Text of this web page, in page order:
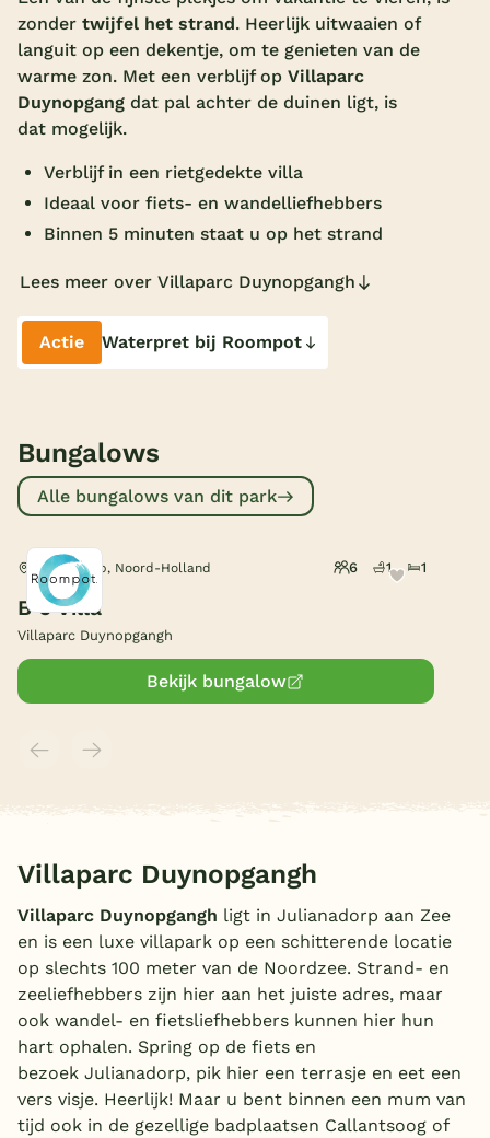
Overdekt zwembad
Wildwaterbaan
Indoor speeltuin
Keuzehulp
Bestemmingen
Nederland
Duitsland
Onze e-boeken
zonder twijfel het strand. Heerlijk uitwaaien of
languit op een dekentje, om te genieten van de
warme zon. Met een verblijf op Villaparc
Duynopgang dat pal achter de duinen ligt, is
dat mogelijk.
Verblijf in een rietgedekte villa
Ideaal voor fiets- en wandelliefhebbers
Binnen 5 minuten staat u op het strand
Lees meer over Villaparc Duynopgangh
Actie Waterpret bij Roompot
Bungalows
Alle bungalows van dit park
Julianadorp, Noord-Holland 6 1 1
B 6 Villa
Villaparc Duynopgangh
Bekijk bungalow
Villaparc Duynopgangh
Villaparc Duynopgangh ligt in Julianadorp aan Zee
en is een luxe villapark op een schitterende locatie
op slechts 100 meter van de Noordzee. Strand- en
zeeliefhebbers zijn hier aan het juiste adres, maar
ook wandel- en fietsliefhebbers kunnen hier hun
hart ophalen. Spring op de fiets en
bezoek Julianadorp, pik hier een terrasje en eet een
vers visje. Heerlijk! Maar u bent binnen een mum van
tijd ook in de gezellige badplaatsen Callantsoog of